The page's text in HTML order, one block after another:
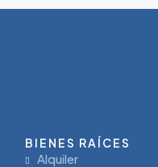
BIENES RAÍCES
Alquiler